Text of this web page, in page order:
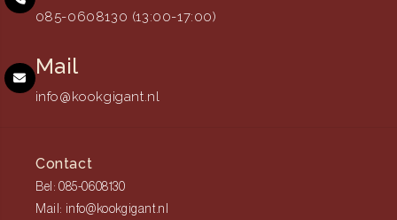
085-0608130 (13:00-17:00)
Mail
info@kookgigant.nl
Contact
Bel: 085-0608130
Mail: info@kookgigant.nl